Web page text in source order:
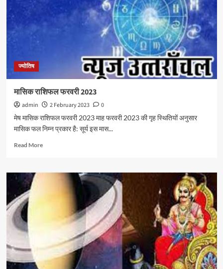
ज्योतिष
मासिक राशिफल फरवरी 2023
admin 2 February 2023
0
मेष मासिक राशिफल फरवरी 2023 माह फरवरी 2023 की गृह स्थितियों अनुसार
मासिक फल निम्न प्रकार है: सूर्य इस मास...
Read More